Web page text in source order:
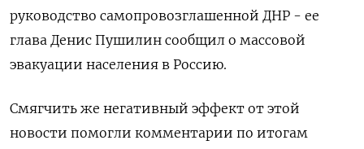
руководство самопровозглашенной ДНР - ее
глава Денис Пушилин сообщил о массовой
эвакуации населения в Россию.
Смягчить же негативный эффект от этой
новости помогли комментарии по итогам